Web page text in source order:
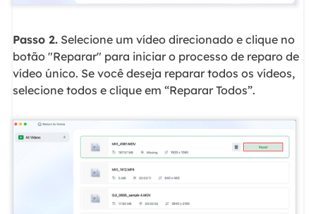
Passo 2.Selecione um vídeo direcionado e clique no
botão "Reparar" para iniciar o processo de reparo de
vídeo único. Se você deseja reparar todos os vídeos,
selecione todos e clique em “Reparar Todos”.